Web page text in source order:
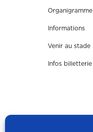
Organigramme
Informations
Venir au stade
Infos billetterie